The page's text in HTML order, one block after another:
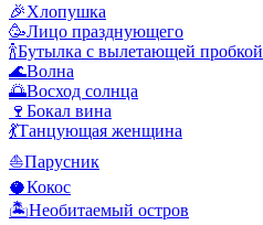
🎉Хлопушка
🥳Лицо празднующего
🍾Бутылка с вылетающей пробкой
🌊Волна
🌅Восход солнца
🍷 Бокал вина
💃Танцующая женщина
⛵Парусник
🥥Кокос
🏝️Необитаемый остров